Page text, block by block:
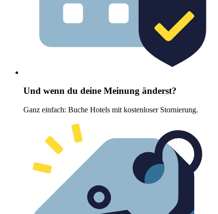
Und wenn du deine Meinung änderst?
Ganz einfach: Buche Hotels mit kostenloser Stornierung.